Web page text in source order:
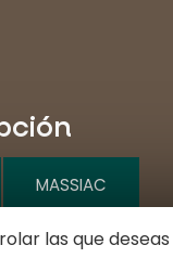
MASSIAC
las que